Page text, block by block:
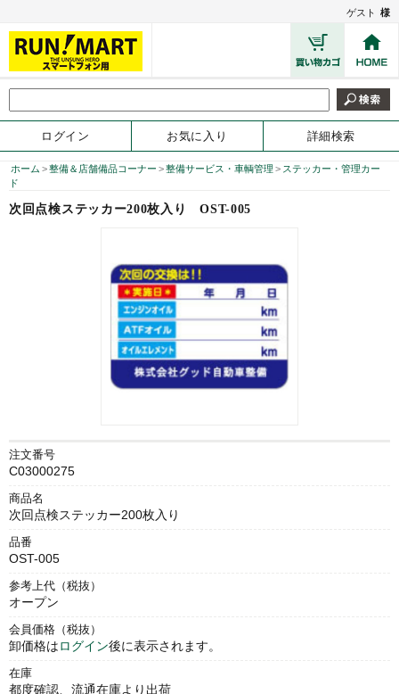
ゲスト 様
ログイン お気に入り 詳細検索
ホーム >整備＆店舗備品コーナー >整備サービス・車輌管理 > ステッカー・管理カー
ド
次回点検ステッカー200枚入りOST-005
注文番号
C03000275
商品名
次回点検ステッカー200枚入り
品番
OST-005
参考上代（税抜）
オープン
会員価格（税抜）
卸価格はログイン後に表示されます。
在庫
都度確認、流通在庫より出荷